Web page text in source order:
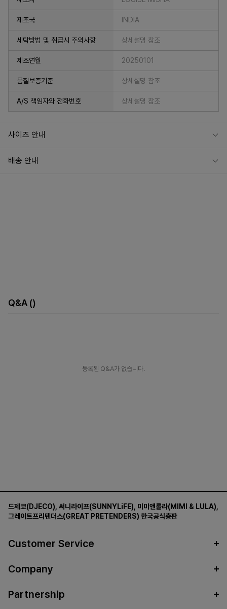
제조국 INDIA
세탁방법 및 취급시 주의사항 상세설명 참조
제조연월 20250101
품질보증기준 상세설명 참조
A/S 책임자와 전화번호 상세설명 참조
사이즈 안내
배송 안내
Q&A ()
등록된 Q&A가 없습니다.
드제코(DJECO) 써니라이프(SUNNYLiFE) 미미앤룰라(MIMI & LULA)
그레이트프리텐더스(GREAT PRETENDERS) 한국공식총판
Customer Service
Company
Partnership